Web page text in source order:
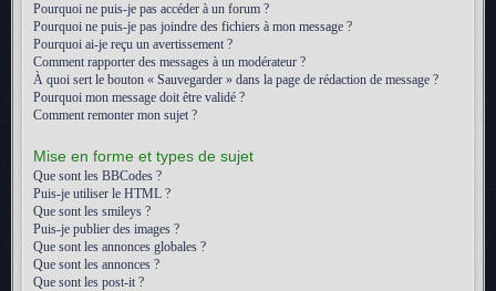
Pourquoi ne puis-je pas accéder à un forum ?
Pourquoi ne puis-je pas joindre des fichiers à mon message ?
Pourquoi ai-je reçu un avertissement ?
Comment rapporter des messages à un modérateur ?
À quoi sert le bouton « Sauvegarder » dans la page de rédaction de message ?
Pourquoi mon message doit être validé ?
Comment remonter mon sujet ?
Mise en forme et types de sujet
Que sont les BBCodes ?
Puis-je utiliser le HTML ?
Que sont les smileys ?
Puis-je publier des images ?
Que sont les annonces globales ?
Que sont les annonces ?
Que sont les post-it ?